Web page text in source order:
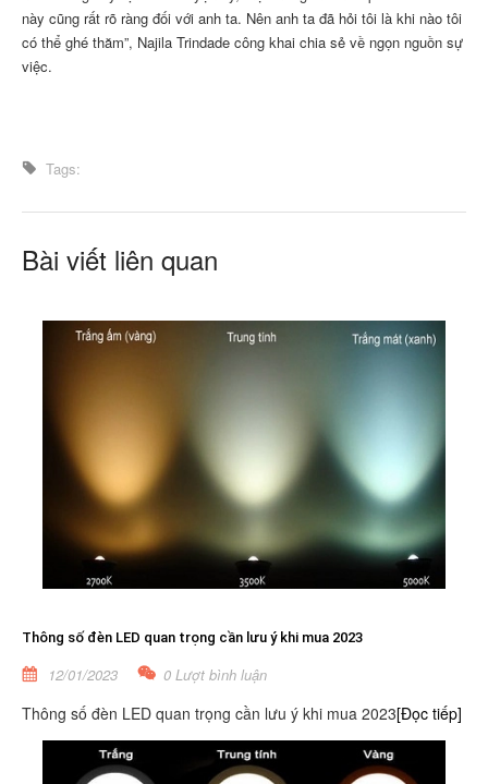
này cũng rất rõ ràng đối với anh ta. Nên anh ta đã hỏi tôi là khi nào tôi
có thể ghé thăm”, Najila Trindade công khai chia sẻ về ngọn nguồn sự
việc.
Tags:
Bài viết liên quan
Thông số đèn LED quan trọng cần lưu ý khi mua 2023
12/01/2023 0 Lượt bình luận
Thông số đèn LED quan trọng cần lưu ý khi mua 2023[Đọc tiếp]